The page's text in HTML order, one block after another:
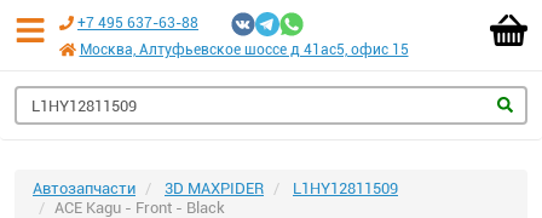
+7 495 637-63-88
Москва, Алтуфьевское шоссе д 41ас5, офис 15
Автозапчасти 3D MAXPIDER
L1HY12811509
ACE Kagu - Front - Black